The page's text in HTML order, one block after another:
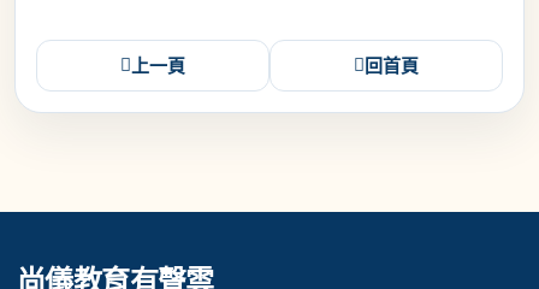
上一頁 回首頁
尚儀教育有聲雲